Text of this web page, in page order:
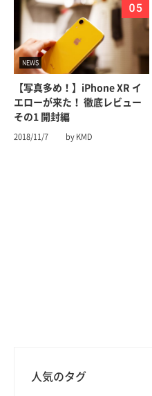
NEWS
【写真多め！】iPhone XR イ
エローが来た！ 徹底レビュー
その1 開封編
2018/11/7 by KMD
人気のタグ